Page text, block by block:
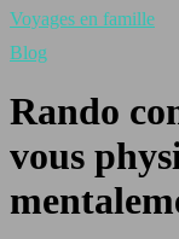
Voyages en famille
Blog
Rando
vous